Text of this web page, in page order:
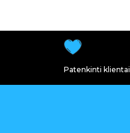
Patenkinti klientai